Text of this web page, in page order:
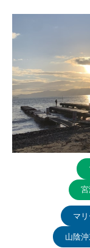
マ
山陰